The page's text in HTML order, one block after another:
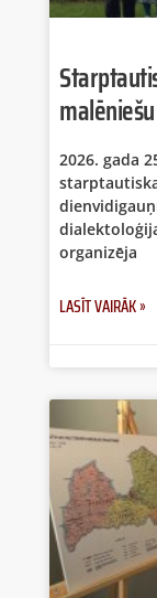
2026. gada
organizēja
LASĪT VAIRĀK »